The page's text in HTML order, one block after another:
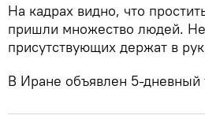
На кадрах видно, что
пришли множество людей.
присутствующих держат в
В Иране объявлен 5-дневный